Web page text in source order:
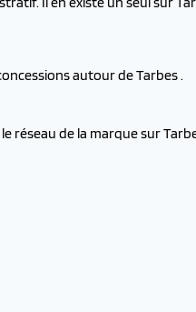
autour de Tarbes .
réseau de la marque sur